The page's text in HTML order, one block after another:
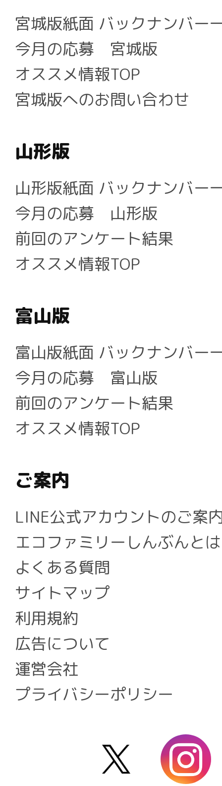
宮城版紙面 バックナンバー
今月の応募 宮城版
オススメ情報TOP
宮城版へのお問い合わせ
山形版
山形版紙面 バックナンバー
今月の応募 山形版
前回のアンケート結果
オススメ情報TOP
富山版
富山版紙面 バックナンバー
今月の応募 富山版
前回のアンケート結果
オススメ情報TOP
ご案内
LINE公式アカウントのご案
エコファミリーしんぶんとは
よくある質問
サイトマップ
利用規約
広告について
運営会社
プライバシーポリシー